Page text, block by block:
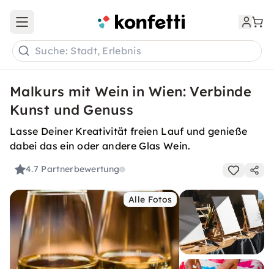
Open main menu
Suche: Stadt, Erlebnis
Malkurs mit Wein in Wien: Verbinde
Kunst und Genuss
Lasse Deiner Kreativität freien Lauf und genieße
dabei das ein oder andere Glas Wein.
4.7 Partnerbewertung
Alle Fotos